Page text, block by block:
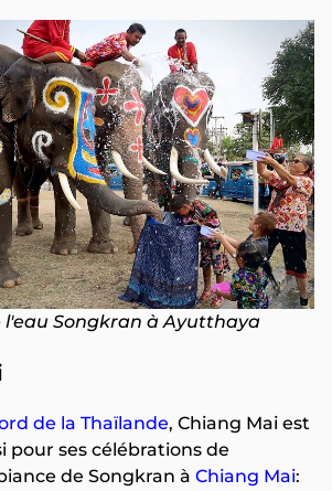
l'eau Songkran à Ayutthaya
de la Thaïlande, Chiang Mai est
pour ses célébrations de
de Songkran à Chiang Mai: